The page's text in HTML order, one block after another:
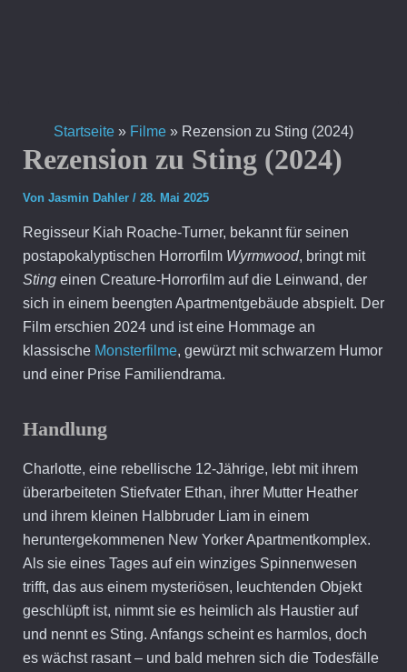
Startseite » Filme » Rezension zu Sting (2024)
Rezension zu Sting (2024)
Von Jasmin Dahler / 28. Mai 2025
Regisseur Kiah Roache-Turner, bekannt für seinen
postapokalyptischen Horrorfilm Wyrmwood, bringt mit
Stingeinen Creature-Horrorfilm auf die Leinwand, der
sich in einem beengten Apartmentgebäude abspielt. Der
Film erschien 2024 und ist eine Hommage an
klassische Monsterfilme, gewürzt mit schwarzem Humor
und einer Prise Familiendrama.
Handlung
Charlotte, eine rebellische 12-Jährige, lebt mit ihrem
überarbeiteten Stiefvater Ethan, ihrer Mutter Heather
und ihrem kleinen Halbbruder Liam in einem
heruntergekommenen New Yorker Apartmentkomplex.
Als sie eines Tages auf ein winziges Spinnenwesen
trifft, das aus einem mysteriösen, leuchtenden Objekt
geschlüpft ist, nimmt sie es heimlich als Haustier auf
und nennt es Sting. Anfangs scheint es harmlos, doch
es wächst rasant – und bald mehren sich die Todesfälle